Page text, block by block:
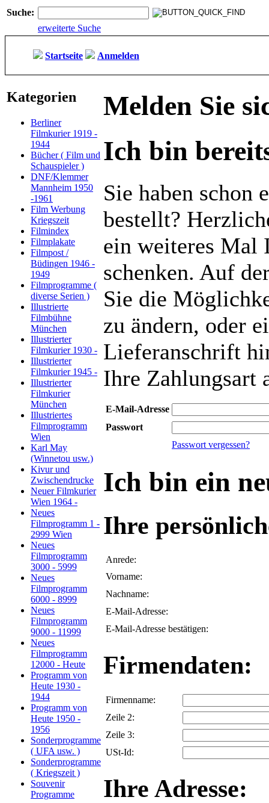
Suche:
erweiterte Suche
Startseite Anmelden
Kategorien
Berliner
Filmkurier 1919 -
1944
Bücher ( Film und
Schauspieler )
DNF/Klemmer
Mannheim 1950
-1961
Film Werbung
Kriegszeit
Filmindex
Filmplakate
Filmpost /
Büdingen 1946 -
1949
Filmprogramme (
diverse Serien )
Illustrierte
Filmbühne
München
Illustrierter
Filmkurier 1930 -
Illustrierter
Filmkurier 1945 -
Illustrierter
Filmkurier
München
Illustriertes
Filmprogramm
Wien
Karl May
(Winnetou usw.)
Kivur und
Zwischendrucke
Neuer Filmkurier
Wien 1964 -
Neues
Filmprogramm 1 -
2999 Wien
Neues
Filmprogramm
3000 - 5999
Neues
Filmprogramm
6000 - 8999
Neues
Filmprogramm
9000 - 11999
Neues
Filmprogramm
12000 - Heute
Programm von
Heute 1930 -
1944
Programm von
Heute 1950 -
1956
Sonderprogramme
( UFA usw. )
Sonderprogramme
( Kriegszeit )
Souvenir
Programme
Melden Sie
Ich bin
Sie haben schon
bestellt?
ein weiteres Mal
schenken. Auf
Sie die
zu ändern, oder
Lieferanschrift
Ihre Zahlungsart
E-Mail-Adresse
Passwort
Passwort vergessen?
Ich bin ein
Ihre
Anrede:
Vorname:
Nachname:
E-Mail-Adresse:
E-Mail-Adresse bestätigen:
Firmendaten:
Firmenname:
Zeile 2:
Zeile 3:
USt-Id:
Ihre Adresse: